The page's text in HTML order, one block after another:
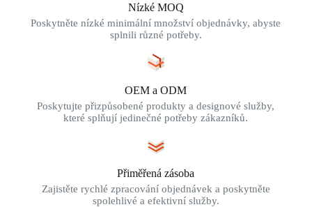
Nízké MOQ
Poskytněte nízké minimální množství objednávky, abyste
splnili různé potřeby.
OEM a ODM
Poskytujte přizpůsobené produkty a designové služby,
které splňují jedinečné potřeby zákazníků.
Přiměřená zásoba
Zajistěte rychlé zpracování objednávek a poskytněte
spolehlivé a efektivní služby.